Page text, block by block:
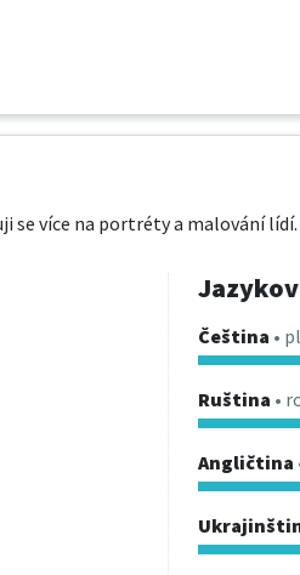
se více na portréty a malování lídí.
Čeština •
Ruština •
Angličtina